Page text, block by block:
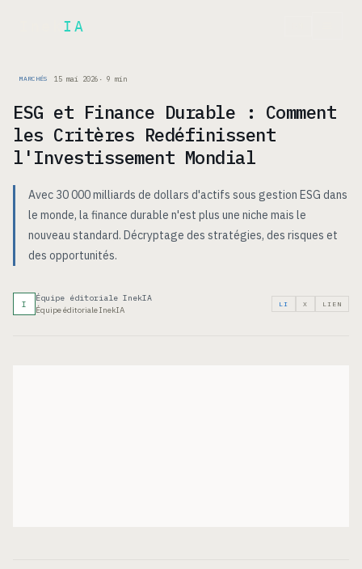
IA
MARCHÉS 15 mai 2026 · 9 min
ESG et Finance Durable : Comment
les Critères Redéfinissent
l'Investissement Mondial
Avec 30 000 milliards de dollars d'actifs sous gestion ESG dans
le monde, la finance durable n'est plus une niche mais le
nouveau standard. Décryptage des stratégies, des risques et
des opportunités.
I
Équipe éditoriale InekIA
Équipe éditoriale InekIA
LI X LIEN